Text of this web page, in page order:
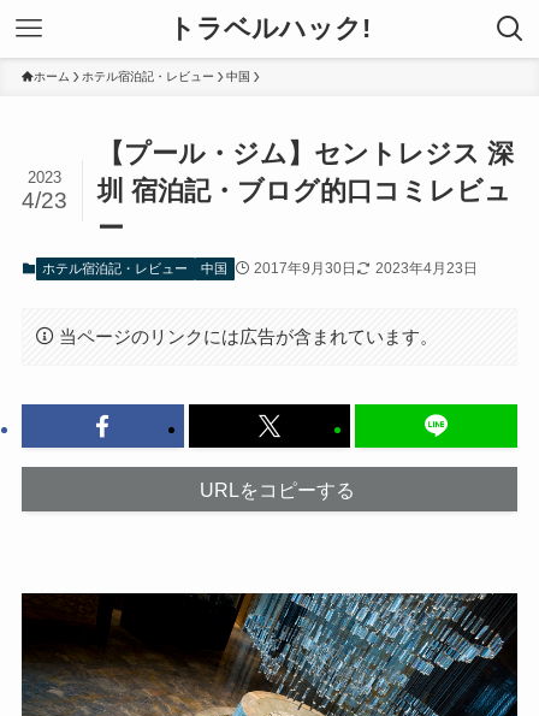
トラベルハック!
ホーム ホテル宿泊記・レビュー 中国
【プール・ジム】セントレジス 深
圳 宿泊記・ブログ的口コミレビュ
ー
2023
4/23
ホテル宿泊記・レビュー 中国 2017年9月30日 2023年4月23日
当ページのリンクには広告が含まれています。
URLをコピーする